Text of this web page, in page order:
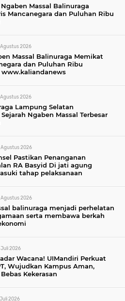
Massal Balinuraga
Mancanegara dan Puluhan Ribu
2026
Massal Balinuraga Memikat
dan Puluhan Ribu
2026
Lampung Selatan
Ngaben Massal Terbesar
2026
Pastikan Penanganan
RA Basyid Di jati agung
tahap pelaksanaan
2026
balinuraga menjadi perhelatan
serta membawa berkah
2026
Wacana! UIMandiri Perkuat
Wujudkan Kampus Aman,
Kekerasan
2026